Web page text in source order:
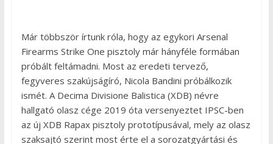
Már többször írtunk róla, hogy az egykori Arsenal
Firearms Strike One pisztoly már hányféle formában
próbált feltámadni. Most az eredeti tervező,
fegyveres szakújságíró, Nicola Bandini próbálkozik
ismét. A Decima Divisione Balistica (XDB) névre
hallgató olasz cége 2019 óta versenyeztet IPSC-ben
az új XDB Rapax pisztoly prototípusával, mely az olasz
szaksajtó szerint most érte el a sorozatgyártási és